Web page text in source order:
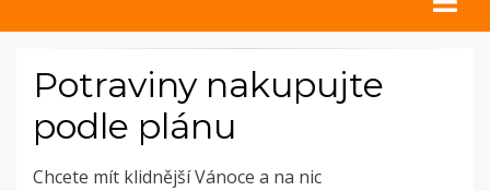
Potraviny nakupujte
podle plánu
Chcete mít klidnější Vánoce a na nic